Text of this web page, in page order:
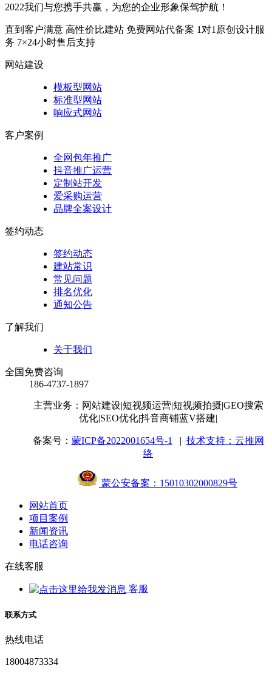
2022我们与您携手共赢，为您的企业形象保驾护航！
直到客户满意 高性价比建站 免费网站代备案 1对1原创设计服
务 7×24小时售后支持
网站建设
模板型网站
标准型网站
响应式网站
客户案例
全网包年推广
抖音推广运营
定制站开发
爱采购运营
品牌全案设计
签约动态
签约动态
建站常识
常见问题
排名优化
通知公告
了解我们
关于我们
全国免费咨询
186-4737-1897
主营业务：网站建设|短视频运营|短视频拍摄|GEO搜索
优化|SEO优化|抖音商铺蓝V搭建|
备案号： 蒙ICP备2022001654号-1 | 技术支持：云推网
络
蒙公安备案：15010302000829号
网站首页
项目案例
新闻资讯
电话咨询
在线客服
客服
联系方式
热线电话
18004873334